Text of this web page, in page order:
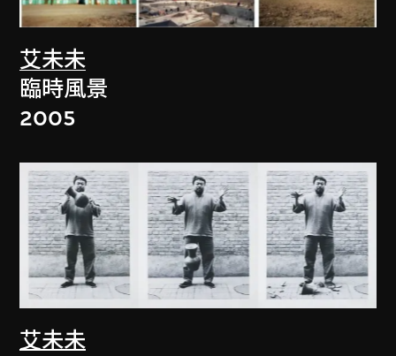
艾未未
臨時風景
2005
艾未未